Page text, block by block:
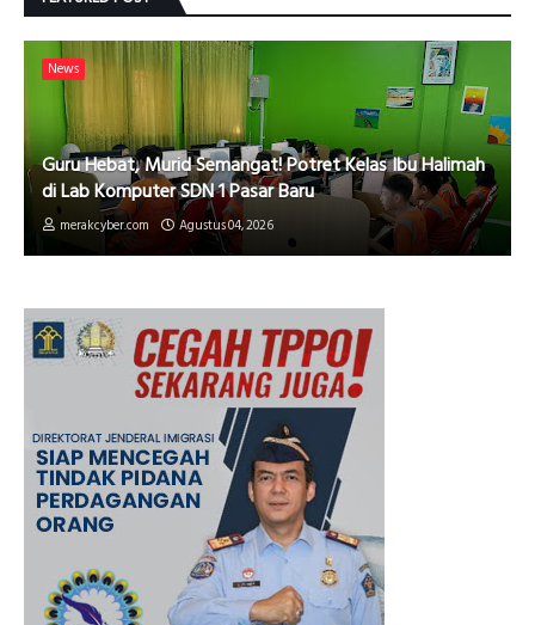
News
Guru Hebat, Murid Semangat! Potret Kelas Ibu Halimah
di Lab Komputer SDN 1 Pasar Baru
merakcyber.com Agustus 04, 2026